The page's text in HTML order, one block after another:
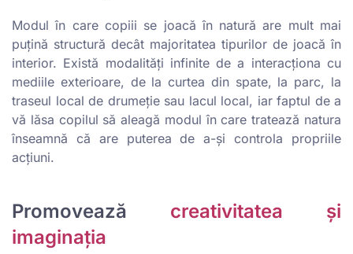
Modul în care copiii se joacă în natură are mult mai
puțină structură decât majoritatea tipurilor de joacă în
interior. Există modalități infinite de a interacționa cu
mediile exterioare, de la curtea din spate, la parc, la
traseul local de drumeție sau lacul local, iar faptul de a
vă lăsa copilul să aleagă modul în care tratează natura
înseamnă că are puterea de a-și controla propriile
acțiuni.
Promovează creativitatea și
imaginația